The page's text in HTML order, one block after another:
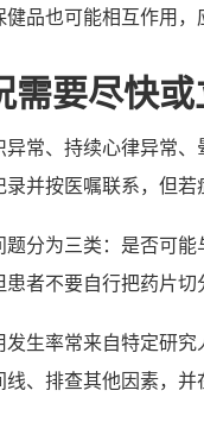
品也可能相互作用，
需要尽快
异常、持续心律异常
并按医嘱联系，但若
题分为三类：是否可
患者不要自行把药片
发生率常来自特定研
、排查其他因素，并